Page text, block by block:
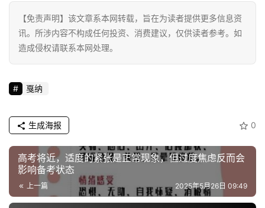
【免责声明】该文章系本网转载，旨在为读者提供更多信息资
讯。所涉内容不构成任何投资、消费建议，仅供读者参考。如
造成侵权请联系本网处理。
戛纳
0
生成海报
高考将近，适度的紧张是正常现象，但过度焦虑反而会
影响备考状态
上一篇 2025年5月26日 09:49